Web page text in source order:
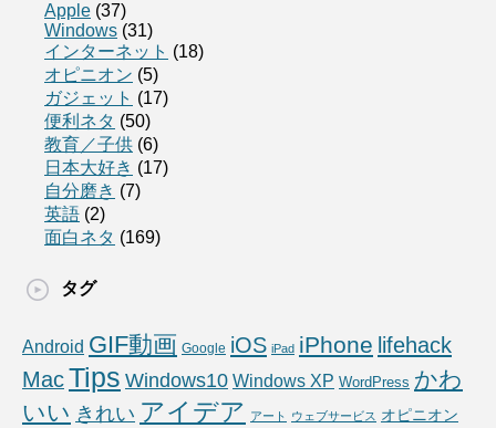
Apple (37)
Windows (31)
インターネット (18)
オピニオン (5)
ガジェット (17)
便利ネタ (50)
教育／子供 (6)
日本大好き (17)
自分磨き (7)
英語 (2)
面白ネタ (169)
タグ
Android GIF動画 Google iOS iPad iPhone lifehack
MacTips Windows10 Windows XP WordPress かわ
いい きれい アイデア アート ウェブサービス オピニオン